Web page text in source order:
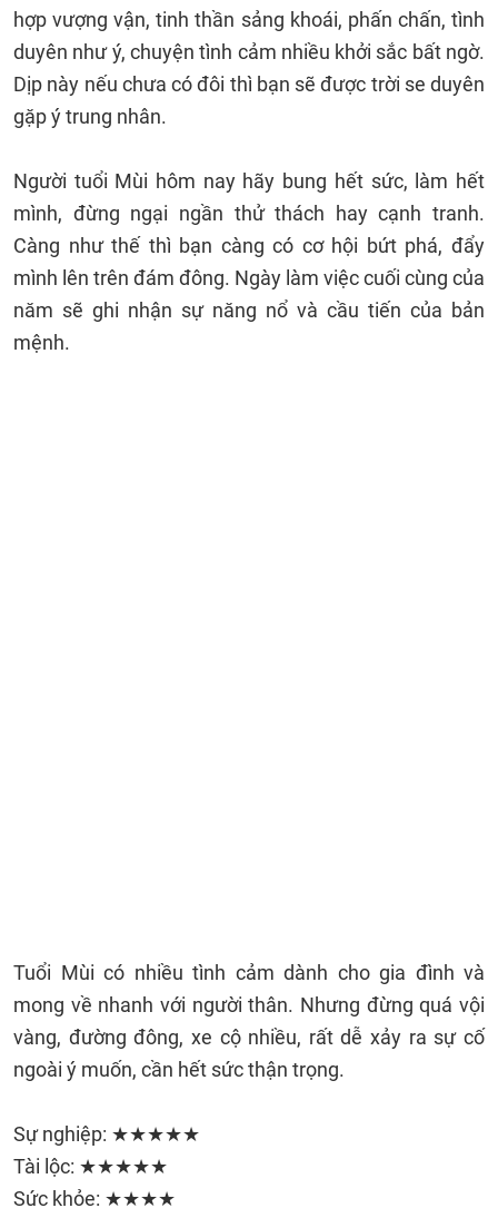
hợp vượng vận, tinh thần sảng khoái, phấn chấn, tình
duyên như ý, chuyện tình cảm nhiều khởi sắc bất ngờ.
Dịp này nếu chưa có đôi thì bạn sẽ được trời se duyên
gặp ý trung nhân.
Người tuổi Mùi hôm nay hãy bung hết sức, làm hết
mình, đừng ngại ngần thử thách hay cạnh tranh.
Càng như thế thì bạn càng có cơ hội bứt phá, đẩy
mình lên trên đám đông. Ngày làm việc cuối cùng của
năm sẽ ghi nhận sự năng nổ và cầu tiến của bản
mệnh.
Tuổi Mùi có nhiều tình cảm dành cho gia đình và
mong về nhanh với người thân. Nhưng đừng quá vội
vàng, đường đông, xe cộ nhiều, rất dễ xảy ra sự cố
ngoài ý muốn, cần hết sức thận trọng.
Sự nghiệp: ★★★★★
Tài lộc: ★★★★★
Sức khỏe: ★★★★